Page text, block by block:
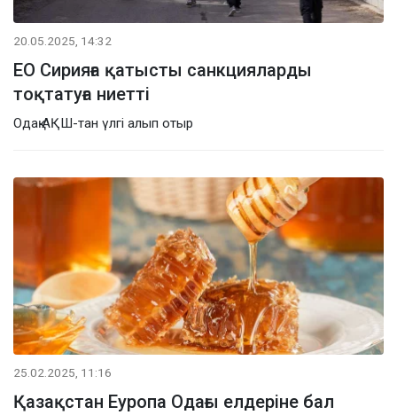
20.05.2025, 14:32
ЕО Сирияға қатысты санкцияларды
тоқтатуға ниетті
Одақ АҚШ-тан үлгі алып отыр
25.02.2025, 11:16
Қазақстан Еуропа Одағы елдеріне бал